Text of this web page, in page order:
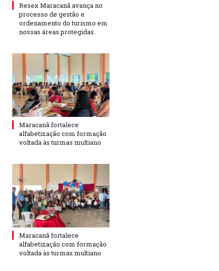
Resex Maracanã avança no
processo de gestão e
ordenamento do turismo em
nossas áreas protegidas.
Maracanã fortalece
alfabetização com formação
voltada às turmas multiano
Maracanã fortalece
alfabetização com formação
voltada às turmas multiano